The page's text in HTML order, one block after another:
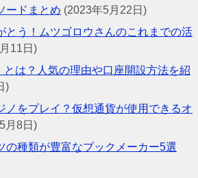
ードまとめ (2023年5月22日)
とう！ムツゴロウさんのこれまでの活
11日)
は？人気の理由や口座開設方法を紹
)
ノをプレイ？仮想通貨が使用できるオ
月8日)
の種類が豊富なブックメーカー5選